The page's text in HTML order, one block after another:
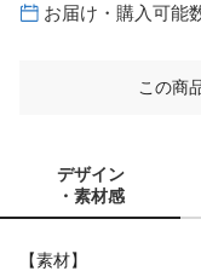
お届け・購入可能
この商
デザイン
・素材感
【素材】